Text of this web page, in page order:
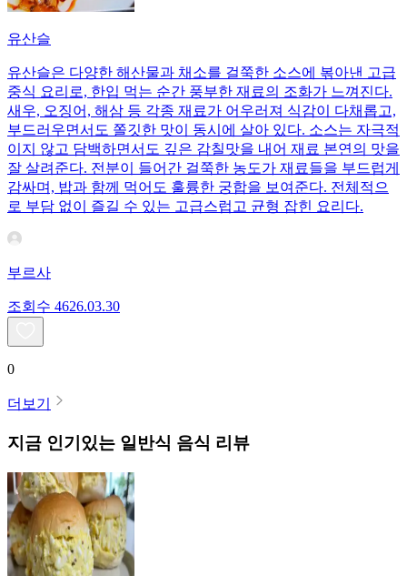
유산슬
유산슬은 다양한 해산물과 채소를 걸쭉한 소스에 볶아낸 고급
중식 요리로, 한입 먹는 순간 풍부한 재료의 조화가 느껴진다.
새우, 오징어, 해삼 등 각종 재료가 어우러져 식감이 다채롭고,
부드러우면서도 쫄깃한 맛이 동시에 살아 있다. 소스는 자극적
이지 않고 담백하면서도 깊은 감칠맛을 내어 재료 본연의 맛을
잘 살려준다. 전분이 들어간 걸쭉한 농도가 재료들을 부드럽게
감싸며, 밥과 함께 먹어도 훌륭한 궁합을 보여준다. 전체적으
로 부담 없이 즐길 수 있는 고급스럽고 균형 잡힌 요리다.
부르사
조회수 4626.03.30
0
더보기
지금 인기있는 일반식 음식 리뷰